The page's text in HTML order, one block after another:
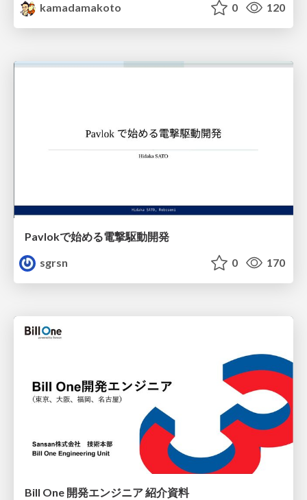
kamadamakoto
0 120
Pavlokで始める電撃駆動開発
sgrsn
0 170
Bill One 開発エンジニア 紹介資料